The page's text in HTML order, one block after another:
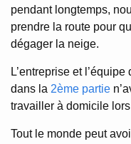
pendant longtemps,
prendre la route pour
dégager la neige.
L’entreprise et
dans la 2ème partie
travailler à domicile
Tout le monde peut